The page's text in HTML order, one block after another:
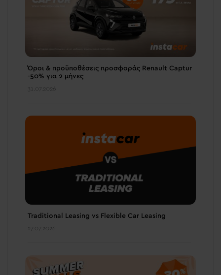
Όροι & προϋποθέσεις πρoσφοράς Renault Captur
-50% για 2 μήνες
31.07.2026
Traditional Leasing vs Flexible Car Leasing
27.07.2026